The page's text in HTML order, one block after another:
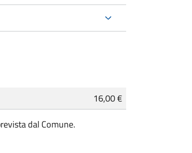
16,00 €
dal Comune.